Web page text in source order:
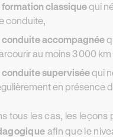
formation classiquequi
conduite,
conduite accompagnée
au moins 3 000
conduite superviséequi
en présence
tous les cas, les
afin que le